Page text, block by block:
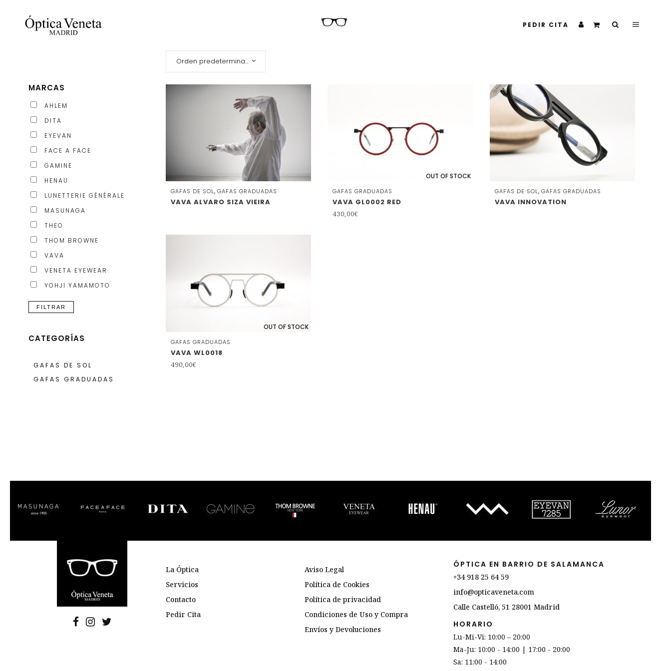
PEDIR CITA
MARCAS
AHLEM
DITA
EYEVAN
FACE A FACE
GAMINE
HENAU
LUNETTERIE GÉNÉRALE
MASUNAGA
THEO
THOM BROWNE
VAVA
VENETA EYEWEAR
YOHJI YAMAMOTO
FILTRAR
CATEGORÍAS
GAFAS DE SOL
GAFAS GRADUADAS
Orden predeterminado
GAFAS DE SOL, GAFAS GRADUADAS
VAVA ALVARO SIZA VIEIRA
OUT OF STOCK
GAFAS GRADUADAS
VAVA GL0002 RED
430,00€
GAFAS DE SOL, GAFAS GRADUADAS
VAVA INNOVATION
OUT OF STOCK
GAFAS GRADUADAS
VAVA WL0018
490,00€
La Óptica
Servicios
Contacto
Pedir Cita
Aviso Legal
Política de Cookies
Política de privacidad
Condiciones de Uso y Compra
Envíos y Devoluciones
ÓPTICA EN BARRIO DE SALAMANCA
+34 918 25 64 59
info@opticaveneta.com
Calle Castelló, 51 28001 Madrid
HORARIO
Lu-Mi-Vi: 10:00 – 20:00
Ma-Ju: 10:00 - 14:00 | 17:00 - 20:00
Sa: 11:00 - 14:00